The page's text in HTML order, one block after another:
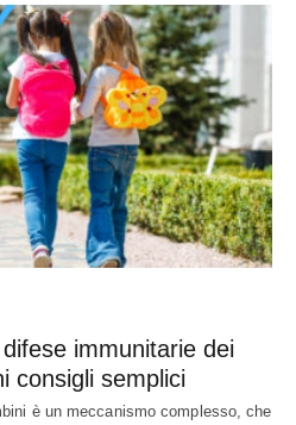
immunitarie dei
consigli semplici
è un meccanismo complesso, che